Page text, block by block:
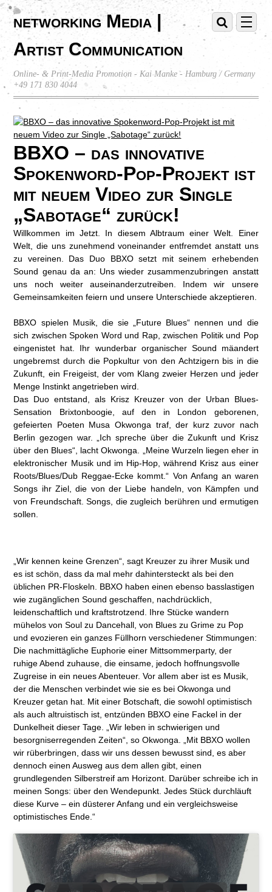
networking Media |
Artist Communication
Online- & Print-Media Promotion - Kai Manke - Hamburg / Germany
+49 171 830 4044
BBXO – das innovative
Spokenword-Pop-Projekt ist
mit neuem Video zur Single
„Sabotage“ zurück!
Willkommen im Jetzt. In diesem Albtraum einer Welt. Einer
Welt, die uns zunehmend voneinander entfremdet anstatt uns
zu vereinen. Das Duo BBXO setzt mit seinem erhebenden
Sound genau da an: Uns wieder zusammenzubringen anstatt
uns noch weiter auseinanderzutreiben. Indem wir unsere
Gemeinsamkeiten feiern und unsere Unterschiede akzeptieren.
BBXO spielen Musik, die sie „Future Blues“ nennen und die
sich zwischen Spoken Word und Rap, zwischen Politik und Pop
eingenistet hat. Ihr wunderbar organischer Sound mäandert
ungebremst durch die Popkultur von den Achtzigern bis in die
Zukunft, ein Freigeist, der vom Klang zweier Herzen und jeder
Menge Instinkt angetrieben wird.
Das Duo entstand, als Krisz Kreuzer von der Urban Blues-
Sensation Brixtonboogie, auf den in London geborenen,
gefeierten Poeten Musa Okwonga traf, der kurz zuvor nach
Berlin gezogen war. „Ich spreche über die Zukunft und Krisz
über den Blues“, lacht Okwonga. „Meine Wurzeln liegen eher in
elektronischer Musik und im Hip-Hop, während Krisz aus einer
Roots/Blues/Dub Reggae-Ecke kommt.“ Von Anfang an waren
Songs ihr Ziel, die von der Liebe handeln, von Kämpfen und
von Freundschaft. Songs, die zugleich berühren und ermutigen
sollen.
„Wir kennen keine Grenzen“, sagt Kreuzer zu ihrer Musik und
es ist schön, dass da mal mehr dahintersteckt als bei den
üblichen PR-Floskeln. BBXO haben einen ebenso basslastigen
wie zugänglichen Sound geschaffen, nachdrücklich,
leidenschaftlich und kraftstrotzend. Ihre Stücke wandern
mühelos von Soul zu Dancehall, von Blues zu Grime zu Pop
und evozieren ein ganzes Füllhorn verschiedener Stimmungen:
Die nachmittägliche Euphorie einer Mittsommerparty, der
ruhige Abend zuhause, die einsame, jedoch hoffnungsvolle
Zugreise in ein neues Abenteuer. Vor allem aber ist es Musik,
der die Menschen verbindet wie sie es bei Okwonga und
Kreuzer getan hat. Mit einer Botschaft, die sowohl optimistisch
als auch altruistisch ist, entzünden BBXO eine Fackel in der
Dunkelheit dieser Tage. „Wir leben in schwierigen und
besorgniserregenden Zeiten“, so Okwonga. „Mit BBXO wollen
wir rüberbringen, dass wir uns dessen bewusst sind, es aber
dennoch einen Ausweg aus dem allen gibt, einen
grundlegenden Silberstreif am Horizont. Darüber schreibe ich in
meinen Songs: über den Wendepunkt. Jedes Stück durchläuft
diese Kurve – ein düsterer Anfang und ein vergleichsweise
optimistisches Ende.“